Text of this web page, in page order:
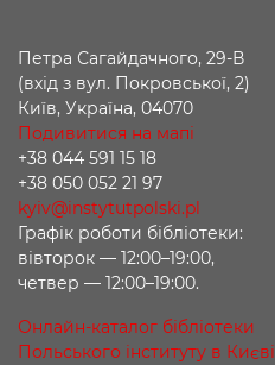
Петра Сагайдачного, 29-В
(вхід з вул. Покровської, 2)
Київ, Україна, 04070
Подивитися на мапі
+38 044 591 15 18
+38 050 052 21 97
kyiv@instytutpolski.pl
Графік роботи бібліотеки:
вівторок — 12:00–19:00,
четвер — 12:00–19:00.
Онлайн-каталог бібліотеки
Польського інституту в Києві